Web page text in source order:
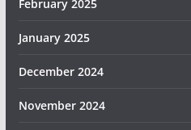
February 2025
January 2025
December 2024
November 2024